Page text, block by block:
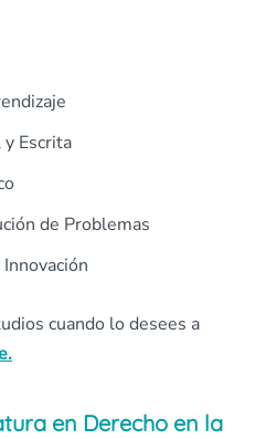
y Escrita
de Problemas
cuando lo desees a
en Derecho en la